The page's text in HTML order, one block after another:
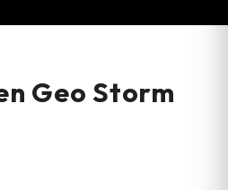
Geo Storm